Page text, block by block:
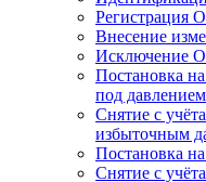
Регистрация
Внесение
Исключение
Постановка
под давлением
Снятие с
избыточным
Постановка
Снятие с